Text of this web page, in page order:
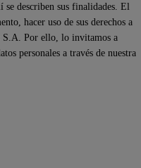
se describen sus finalidades. El
hacer uso de sus derechos a
S.A. Por ello, lo invitamos a
personales a través de nuestra